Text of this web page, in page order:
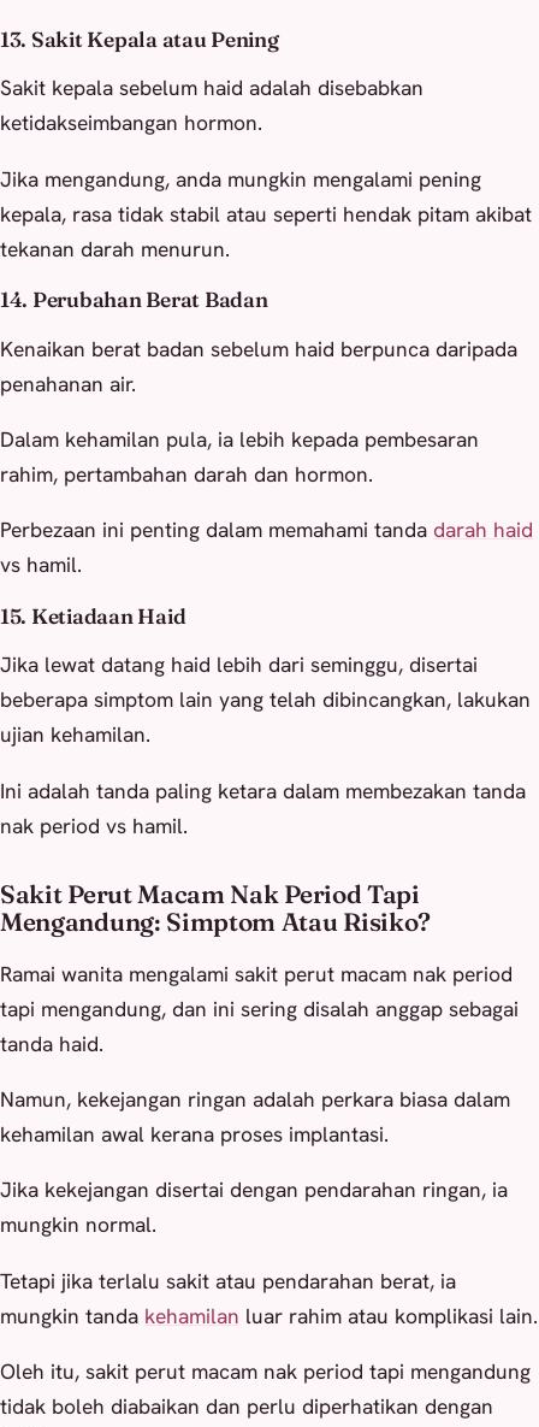
13. Sakit Kepala atau Pening
Sakit kepala sebelum haid adalah disebabkan
ketidakseimbangan hormon.
Jika mengandung, anda mungkin mengalami pening
kepala, rasa tidak stabil atau seperti hendak pitam akibat
tekanan darah menurun.
14. Perubahan Berat Badan
Kenaikan berat badan sebelum haid berpunca daripada
penahanan air.
Dalam kehamilan pula, ia lebih kepada pembesaran
rahim, pertambahan darah dan hormon.
Perbezaan ini penting dalam memahami tanda darah haid
vs hamil.
15. Ketiadaan Haid
Jika lewat datang haid lebih dari seminggu, disertai
beberapa simptom lain yang telah dibincangkan, lakukan
ujian kehamilan.
Ini adalah tanda paling ketara dalam membezakan tanda
nak period vs hamil.
Sakit Perut Macam Nak Period Tapi
Mengandung: Simptom Atau Risiko?
Ramai wanita mengalami sakit perut macam nak period
tapi mengandung, dan ini sering disalah anggap sebagai
tanda haid.
Namun, kekejangan ringan adalah perkara biasa dalam
kehamilan awal kerana proses implantasi.
Jika kekejangan disertai dengan pendarahan ringan, ia
mungkin normal.
Tetapi jika terlalu sakit atau pendarahan berat, ia
mungkin tanda kehamilan luar rahim atau komplikasi lain.
Oleh itu, sakit perut macam nak period tapi mengandung
tidak boleh diabaikan dan perlu diperhatikan dengan